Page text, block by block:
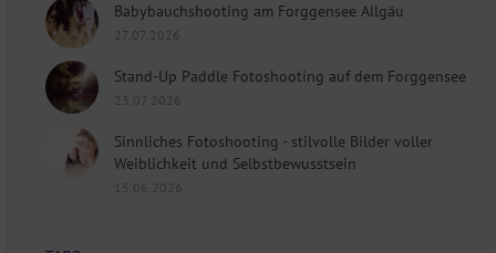
Babybauchshooting am Forggensee Allgäu
27.07.2026
Stand-Up Paddle Fotoshooting auf dem Forggensee
23.07.2026
Sinnliches Fotoshooting - stilvolle Bilder voller
Weiblichkeit und Selbstbewusstsein
15.06.2026